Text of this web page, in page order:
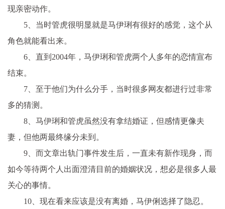
现亲密动作。
5、当时管虎很明显就是马伊琍有很好的感觉，这个从
角色就能看出来。
6、直到2004年，马伊琍和管虎两个人多年的恋情宣布
结束。
7、至于他们为什么分手，当时很多网友都进行过非常
多的猜测。
8、马伊琍和管虎虽然没有拿结婚证，但感情更像夫
妻，但他两最终缘分未到。
9、而文章出轨门事件发生后，一直未有新作现身，而
如今等待两个人出面澄清目前的婚姻状况，想必是很多人最
关心的事情。
10、现在看来应该是没有离婚，马伊俐选择了隐忍。